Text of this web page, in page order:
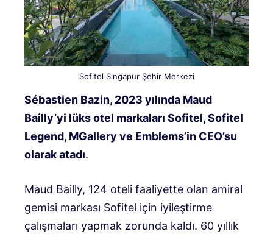
Sofitel Singapur Şehir Merkezi
Sébastien Bazin, 2023 yılında Maud
Bailly’yi lüks otel markaları Sofitel, Sofitel
Legend, MGallery ve Emblems’in CEO’su
olarak atadı.
Maud Bailly, 124 oteli faaliyette olan amiral
gemisi markası Sofitel için iyileştirme
çalışmaları yapmak zorunda kaldı. 60 yıllık